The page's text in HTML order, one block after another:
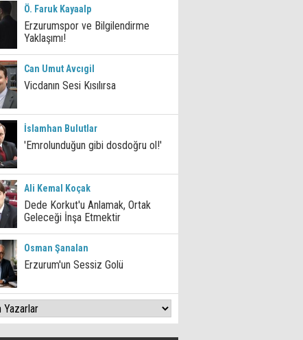
Ö. Faruk Kayaalp
Erzurumspor ve Bilgilendirme
Yaklaşımı!
Can Umut Avcıgil
Vicdanın Sesi Kısılırsa
İslamhan Bulutlar
'Emrolunduğun gibi dosdoğru ol!'
Ali Kemal Koçak
Dede Korkut'u Anlamak, Ortak
Geleceği İnşa Etmektir
Osman Şanalan
Erzurum'un Sessiz Golü